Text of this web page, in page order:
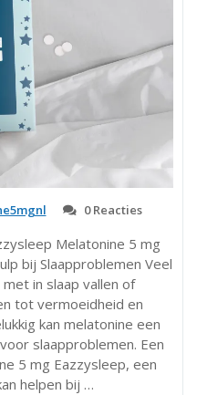
0 Reacties
Melatonine 5 mg
bij Slaapproblemen Veel
in slaap vallen of
tot vermoeidheid en
kan melatonine een
slaapproblemen. Een
5 mg Eazzysleep, een
helpen bij …